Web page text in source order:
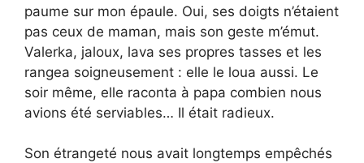
paume sur mon épaule. Oui, ses doigts n’étaient
pas ceux de maman, mais son geste m’émut.
Valerka, jaloux, lava ses propres tasses et les
rangea soigneusement : elle le loua aussi. Le
soir même, elle raconta à papa combien nous
avions été serviables… Il était radieux.
Son étrangeté nous avait longtemps empêchés